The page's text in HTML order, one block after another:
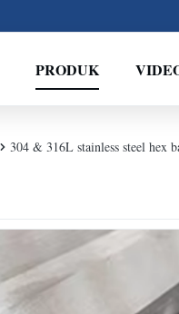
PRODUK
304 & 316L stainless steel hex